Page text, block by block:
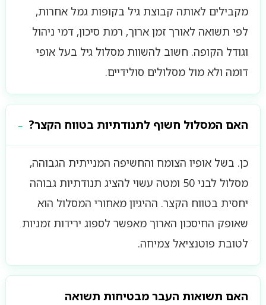
מקבילים לאותה קבוצת גיל בקופות גמל אחרות,
לפי תשואה לאורך זמן ארוך, רמת סיכון, דמי ניהול
וגודל הקופה. חשוב להשוות מסלול גיל בעל אופי
דומה ולא מול מסלולים סולידיים.
האם המסלול חשוף לתנודתיות בטווח הקצר?
כן. בשל אופיו הצומח והחשיפה המנייתית הגבוהה,
מסלול לבני 50 ומטה עשוי להציג תנודתיות גבוהה
יחסית בטווח הקצר. ההיגיון מאחורי המסלול הוא
שאופק החיסכון הארוך מאפשר לספוג ירידות זמניות
לטובת פוטנציאל צמיחה.
האם תשואות העבר מבטיחות תשואה